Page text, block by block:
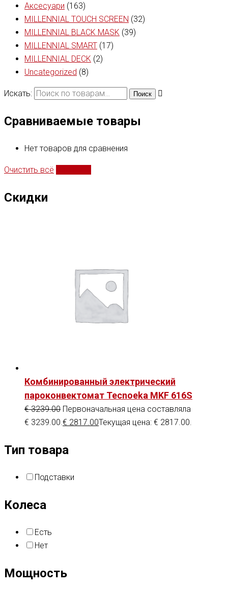
Аксесуари (163)
MILLENNIAL TOUCH SCREEN (32)
MILLENNIAL BLACK MASK (39)
MILLENNIAL SMART (17)
MILLENNIAL DECK (2)
Uncategorized (8)
Искать: Поиск
Сравниваемые товары
Нет товаров для сравнения
Очистить всё
Скидки
Комбинированный электрический
пароконвектомат Tecnoeka MKF 616S
€3239.00 Первоначальная цена составляла
€ 3239.00. € 2817.00Текущая цена: € 2817.00.
Тип товара
Подставки
Колеса
Есть
Нет
Мощность